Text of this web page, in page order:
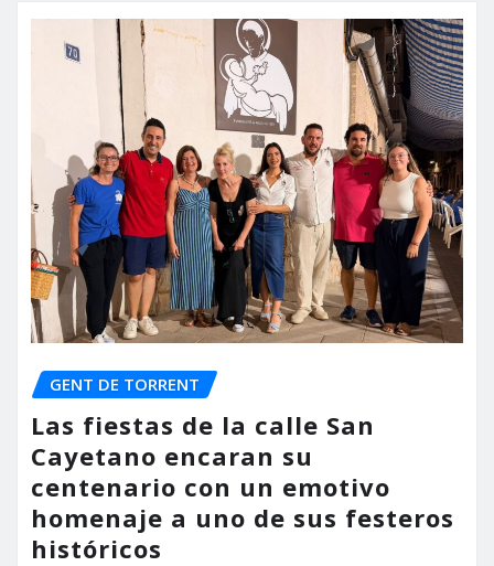
GENT DE TORRENT
Las fiestas de la calle San
Cayetano encaran su
centenario con un emotivo
homenaje a uno de sus festeros
históricos